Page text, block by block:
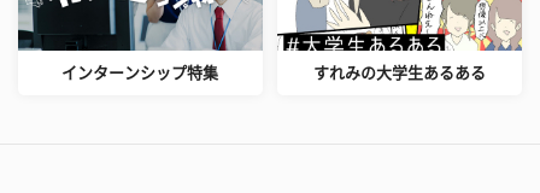
インターンシップ特集 すれみの大学生あるある